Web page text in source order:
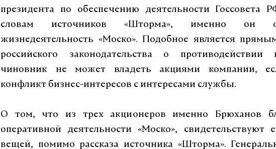
президента по обеспечению деятельности Госсовета
словам источников «Шторма», именно он
жизнедеятельность «Моско». Подобное является
российского законодательства о
чиновник не может владеть акциями компании,
конфликт бизнес-интересов с интересами службы.
О том, что из трех акционеров именно Брюханов
оперативной деятельности «Моско», свидетельствуют
вещей, помимо рассказа источника «Шторма».